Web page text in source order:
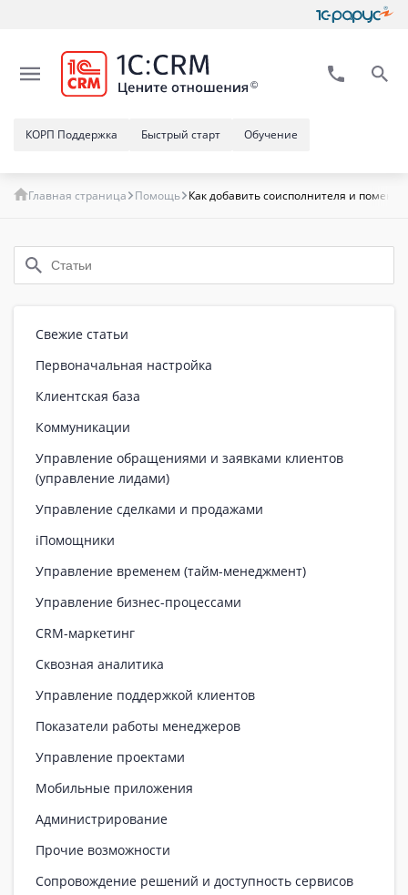
Обучение
Быстрый старт
КОРП Поддержка
Главная страница Помощь Как добавить соисполнителя и
Свежие статьи
Первоначальная настройка
Клиентская база
Коммуникации
Управление обращениями и заявками клиентов
(управление лидами)
Управление сделками и продажами
iПомощники
Управление временем (тайм-менеджмент)
Управление бизнес-процессами
CRM-маркетинг
Сквозная аналитика
Управление поддержкой клиентов
Показатели работы менеджеров
Управление проектами
Мобильные приложения
Администрирование
Прочие возможности
Сопровождение решений и доступность сервисов